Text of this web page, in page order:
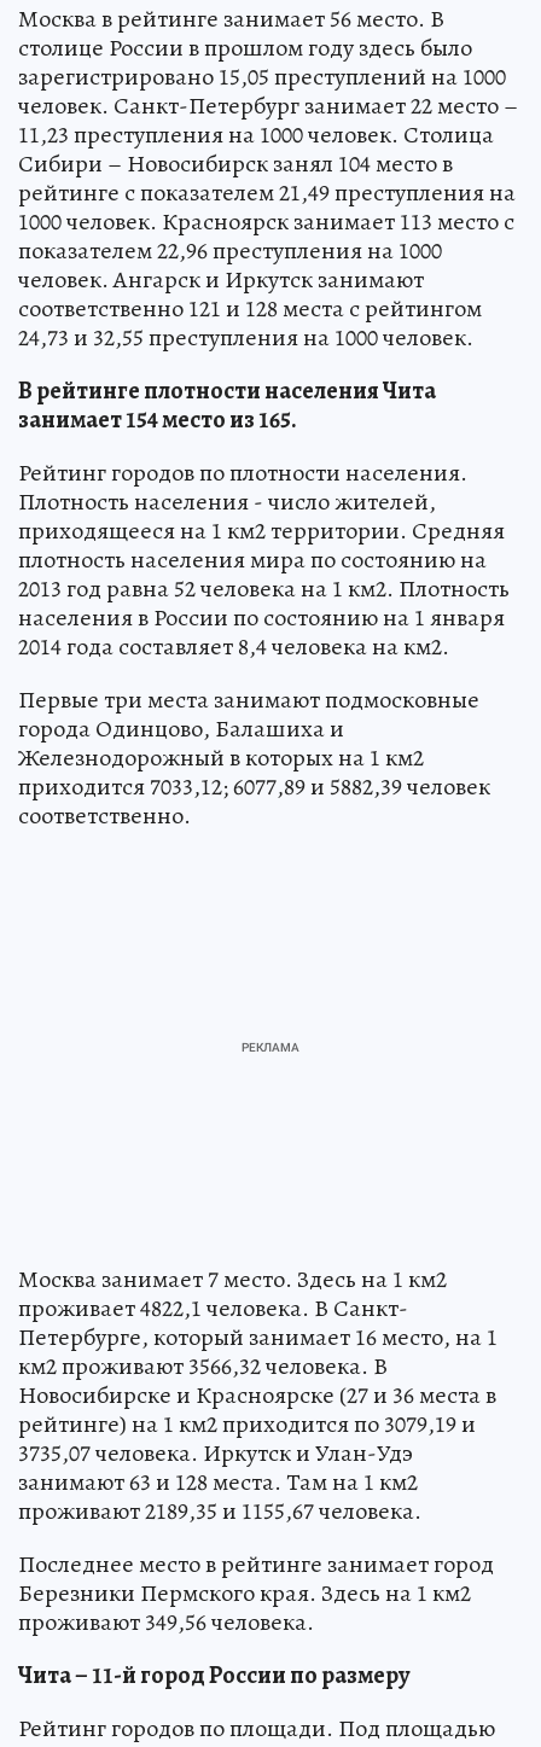
Москва в рейтинге занимает 56 место. В
столице России в прошлом году здесь было
зарегистрировано 15,05 преступлений на 1000
человек. Санкт-Петербург занимает 22 место –
11,23 преступления на 1000 человек. Столица
Сибири – Новосибирск занял 104 место в
рейтинге с показателем 21,49 преступления на
1000 человек. Красноярск занимает 113 место с
показателем 22,96 преступления на 1000
человек. Ангарск и Иркутск занимают
соответственно 121 и 128 места с рейтингом
24,73 и 32,55 преступления на 1000 человек.
В рейтинге плотности населения Чита
занимает 154 место из 165.
Рейтинг городов по плотности населения.
Плотность населения - число жителей,
приходящееся на 1 км2 территории. Средняя
плотность населения мира по состоянию на
2013 год равна 52 человека на 1 км2. Плотность
населения в России по состоянию на 1 января
2014 года составляет 8,4 человека на км2.
Первые три места занимают подмосковные
города Одинцово, Балашиха и
Железнодорожный в которых на 1 км2
приходится 7033,12; 6077,89 и 5882,39 человек
соответственно.
Москва занимает 7 место. Здесь на 1 км2
проживает 4822,1 человека. В Санкт-
Петербурге, который занимает 16 место, на 1
км2 проживают 3566,32 человека. В
Новосибирске и Красноярске (27 и 36 места в
рейтинге) на 1 км2 приходится по 3079,19 и
3735,07 человека. Иркутск и Улан-Удэ
занимают 63 и 128 места. Там на 1 км2
проживают 2189,35 и 1155,67 человека.
Последнее место в рейтинге занимает город
Березники Пермского края. Здесь на 1 км2
проживают 349,56 человека.
Чита – 11-й город России по размеру
Рейтинг городов по площади. Под площадью